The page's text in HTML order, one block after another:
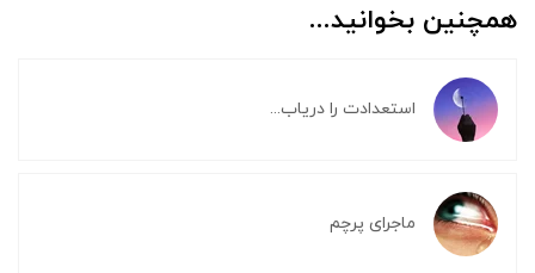
همچنین بخوانید...
استعدادت را دریاب...
ماجرای پرچم